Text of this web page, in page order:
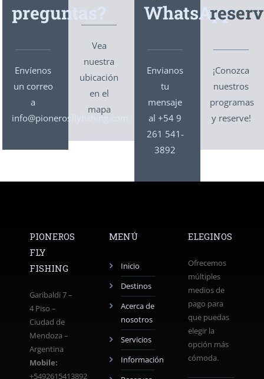
preguntas?
Envíenos
un correo
a
info@pionerosflyfishing.com
Vea
nuestra
ubicación
en el
mapa
WhatsApp
Envianos
tu
mensaje
al +54 9
261 541-
3892
¡Conozca
nuestros
programas
y reserve!
PIONEROS
FLY
FISHING
Garibaldi 7 –
4 Piso –
Ciudad de
Mendoza –
Argentina
Mobile:
+5492615413892
MENÚ
Inicio
Destinos
Acerca de
nosotros
Servicios
Información
ELEGINOS
Ofrecemos
múltiples
medios de
pago para
que puedas
elegir la
opción más
cómoda.